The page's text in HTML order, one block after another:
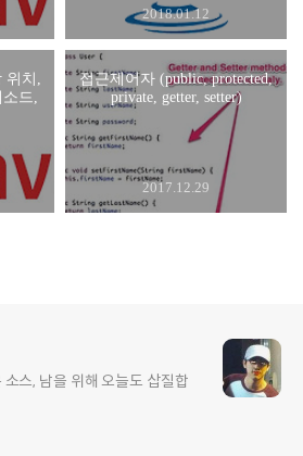
2018.01.12
치,
드,
접근제어자 (public, protected,
private, getter, setter)
2017.12.29
스, 남을 위해 오늘도 삽질합